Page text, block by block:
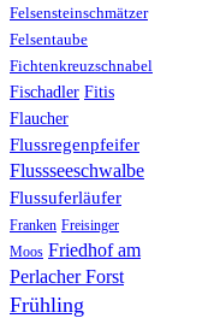
Felsensteinschmätzer
Felsentaube
Fichtenkreuzschnabel
Fischadler Fitis
Flaucher
Flussregenpfeifer
Flussseeschwalbe
Flussuferläufer
Franken Freisinger
Moos Friedhof am
Perlacher Forst
Frühling